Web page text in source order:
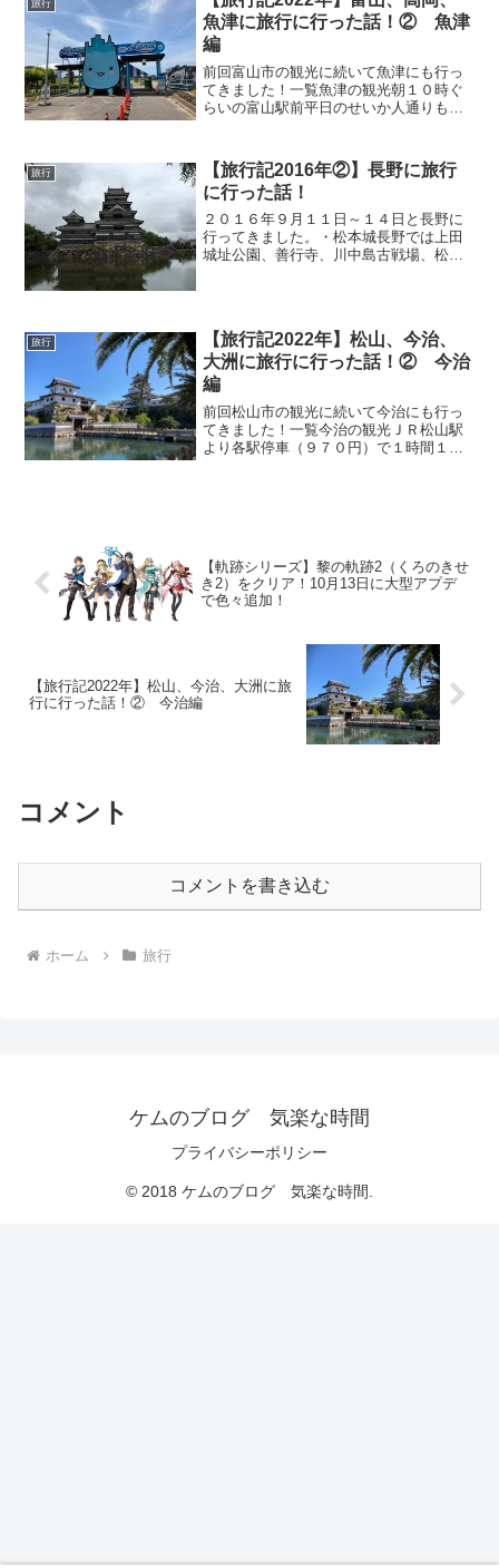
あつた蓬莱軒 に行きま...
旅行
魚津に旅行に行った話！② 魚津
編
前回富山市の観光に続いて魚津にも行っ
てきました！一覧魚津の観光朝１０時ぐ
らいの富山駅前平日のせいか人通りも少
で30分弱で行けました。ただ本数は少な
いので時間は要チ...
旅行
【旅行記2016年②】長野に旅行
に行った話！
２０１６年９月１１日～１４日と長野に
行ってきました。・松本城長野では上田
城址公園、善行寺、川中島古戦場、松代
ですが松本で食べた山賊焼...
旅行
【旅行記2022年】松山、今治、
大洲に旅行に行った話！② 今治
編
前回松山市の観光に続いて今治にも行っ
てきました！一覧今治の観光ＪＲ松山駅
より各駅停車（９７０円）で１時間１０
【軌跡シリーズ】黎の軌跡2（くろのきせ
き2）をクリア！10月13日に大型アプデ
で色々追加！
【旅行記2022年】松山、今治、大洲に旅
行に行った話！② 今治編
コメント
コメントを書き込む
ホーム 旅行
ケムのブログ 気楽な時間
プライバシーポリシー
© 2018 ケムのブログ 気楽な時間.